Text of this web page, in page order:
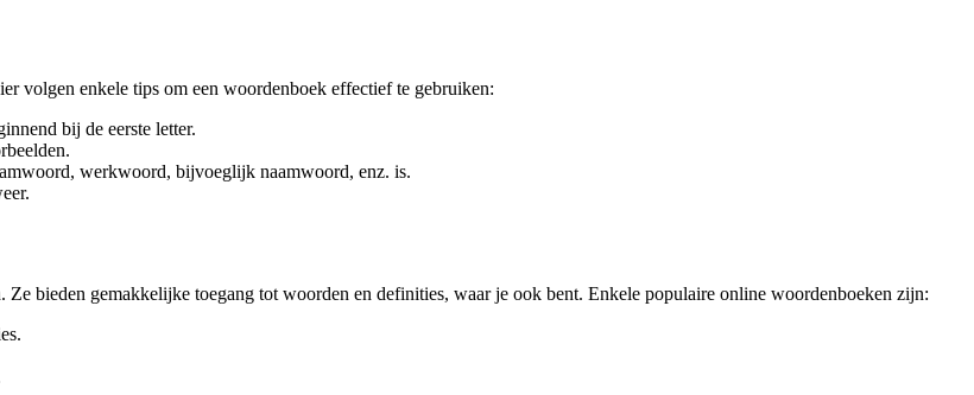
volgen enkele tips om een woordenboek effectief te gebruiken:
bij de eerste letter.
werkwoord, bijvoeglijk naamwoord, enz. is.
bieden gemakkelijke toegang tot woorden en definities, waar je ook bent. Enkele populaire online woordenboeken zijn: